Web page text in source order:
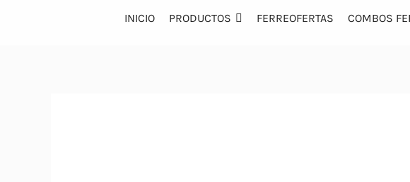
INICIO PRODUCTOS FERREOFERTAS COMBOS